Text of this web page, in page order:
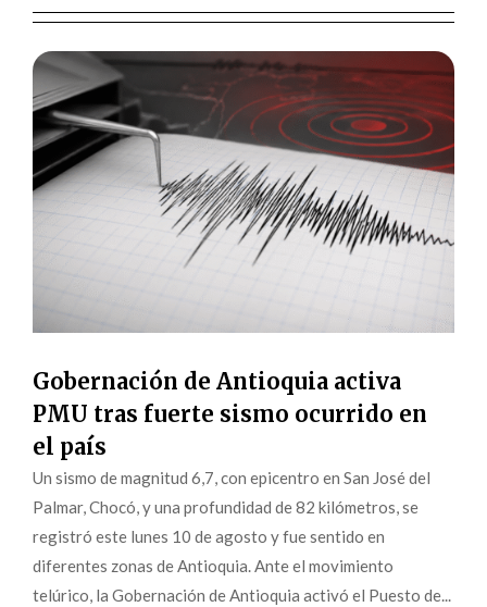
Gobernación de Antioquia activa
PMU tras fuerte sismo ocurrido en
el país
Un sismo de magnitud 6,7, con epicentro en San José del
Palmar, Chocó, y una profundidad de 82 kilómetros, se
registró este lunes 10 de agosto y fue sentido en
diferentes zonas de Antioquia. Ante el movimiento
telúrico, la Gobernación de Antioquia activó el Puesto de...